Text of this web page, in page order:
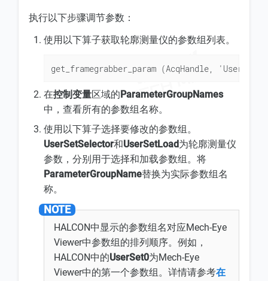
执行以下步骤调节参数：
使用以下算子获取轮廓测量仪的参数组列表。
get_framegrabber_param (AcqHandle,
在控制变量区域的ParameterGroupNames
中，查看所有的参数组名称。
使用以下算子选择要修改的参数组。
UserSetSelector和UserSetLoad为轮廓测量仪
参数，分别用于选择和加载参数组。将
ParameterGroupName替换为实际参数组名
称。
HALCON中显示的参数组名对应Mech-Eye
Viewer中参数组的排列顺序。例如，
HALCON中的UserSet0为Mech-Eye
Viewer中的第一个参数组。详情请参考在